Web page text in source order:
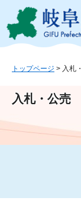
ジ
ュ
文
トップページ > 入札
入札・公売